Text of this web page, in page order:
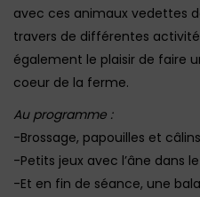
avec ces animaux vedettes
travers de différentes
également le plaisir de faire
coeur de la ferme.
Au programme :
-Brossage, papouilles et
-Petits jeux avec l’âne dans
-Et en fin de séance, une